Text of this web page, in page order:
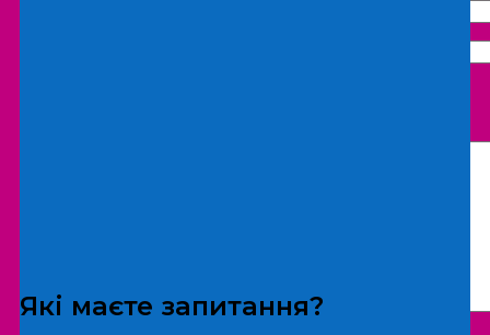
Які маєте запитання?